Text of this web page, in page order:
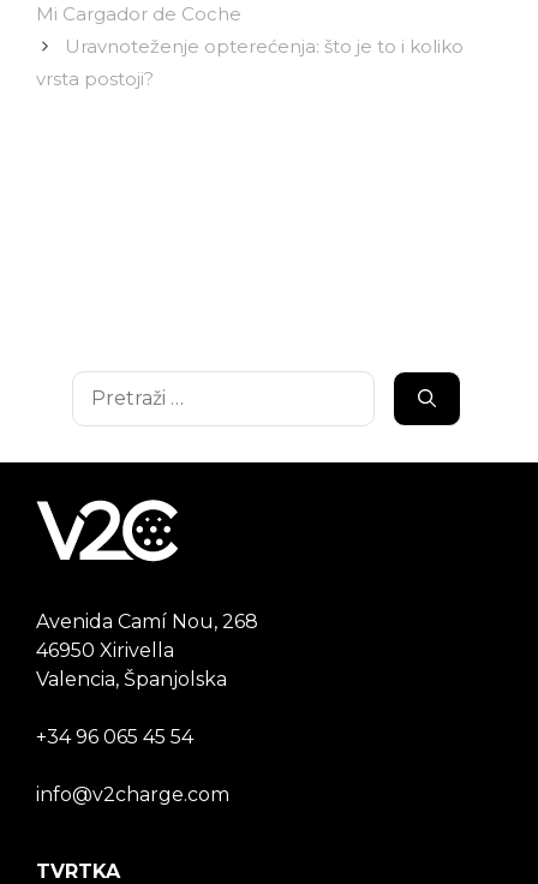
Mi Cargador de Coche
Uravnoteženje opterećenja: što je to i koliko
vrsta postoji?
Pretraži:
Avenida Camí Nou, 268
46950 Xirivella
Valencia, Španjolska
+34 96 065 45 54
info@v2charge.com
TVRTKA